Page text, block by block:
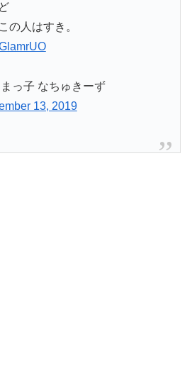
の人はすき。
っ子 なちゅきーず
13, 2019